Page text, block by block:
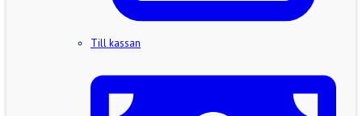
Till kassan